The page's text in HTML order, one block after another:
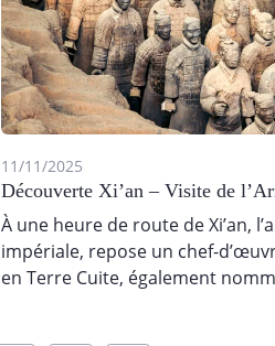
11/11/2025
Découverte Xi’an – Visite de
À une heure de route de Xi’an,
impériale, repose un chef-
en Terre Cuite, également